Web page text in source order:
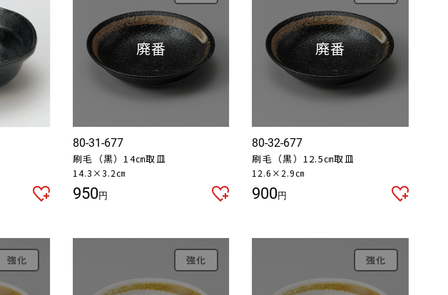
80-31-677
刷毛（黒）14㎝取皿
14.3×3.2㎝
950円
80-32-677
刷毛（黒）12.5㎝取皿
12.6×2.9㎝
900円
強化 強化 強化